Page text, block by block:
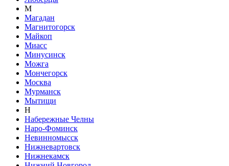
М
Магадан
Магнитогорск
Майкоп
Миасс
Минусинск
Можга
Мончегорск
Москва
Мурманск
Мытищи
Н
Набережные Челны
Наро-Фоминск
Невинномысск
Нижневартовск
Нижнекамск